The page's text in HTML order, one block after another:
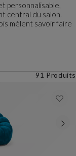
personnalisable,
central du salon.
mèlent savoir faire
91 Produits